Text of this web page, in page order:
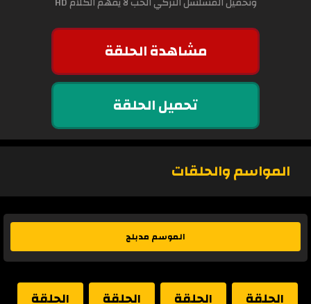
مشاهدة الحلقة
تحميل الحلقة
المواسم والحلقات
الموسم مدبلج
الحلقة الحلقة الحلقة الحلقة